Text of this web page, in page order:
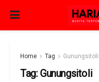
Home Tag Gunungsitoli
Tag: Gunungsitoli